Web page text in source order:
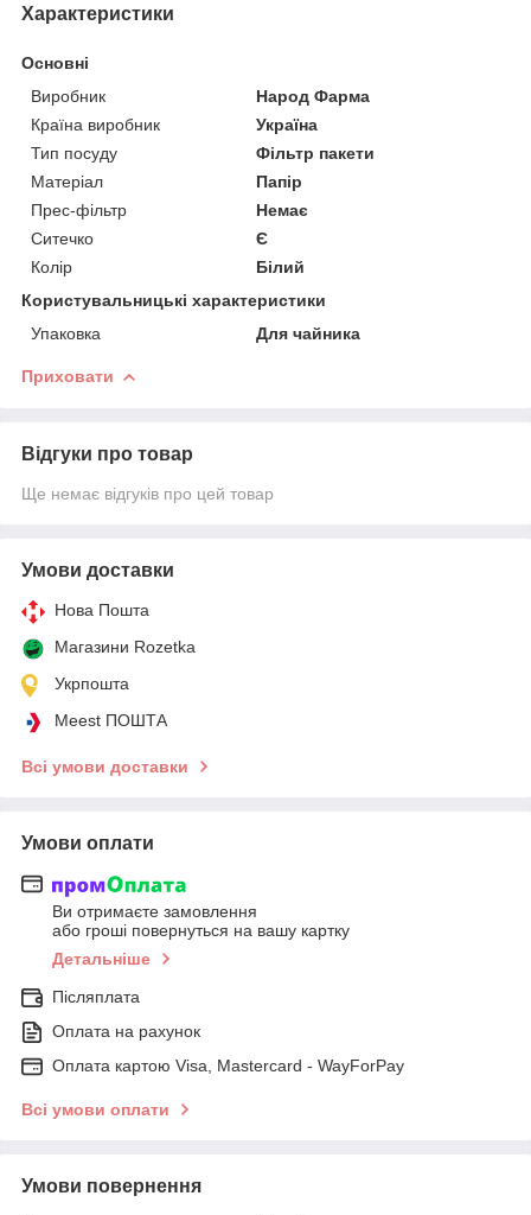
Характеристики
Основні
Виробник
Народ Фарма
Країна виробник
Україна
Тип посуду
Фільтр пакети
Матеріал
Папір
Прес-фільтр
Немає
Ситечко
Є
Колір
Білий
Користувальницькі характеристики
Упаковка
Для чайника
Приховати
Відгуки про товар
Ще немає відгуків про цей товар
Умови доставки
Нова Пошта
Магазини Rozetka
Укрпошта
Meest ПОШТА
Всі умови доставки
Умови оплати
Ви отримаєте замовлення
або гроші повернуться на вашу картку
Детальніше
Післяплата
Оплата на рахунок
Оплата картою Visa, Mastercard - WayForPay
Всі умови оплати
Умови повернення